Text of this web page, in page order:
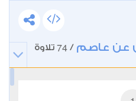
عن عاصم /
74 تلاوة